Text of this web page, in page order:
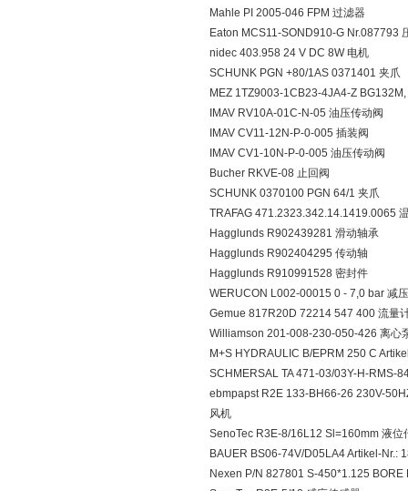
Mahle PI 2005-046 FPM 过滤器
Eaton MCS11-SOND910-G Nr.087793
nidec 403.958 24 V DC 8W 电机
SCHUNK PGN +80/1AS 0371401 夹爪
MEZ 1TZ9003-1CB23-4JA4-Z
IMAV RV10A-01C-N-05 油压传动阀
IMAV CV11-12N-P-0-005 插装阀
IMAV CV1-10N-P-0-005 油压传动阀
Bucher RKVE-08 止回阀
SCHUNK 0370100 PGN 64/1 夹爪
TRAFAG 471.2323.342.14.1419.0065
Hagglunds R902439281 滑动轴承
Hagglunds R902404295 传动轴
Hagglunds R910991528 密封件
WERUCON L002-00015 0 - 7,0 bar 减
Gemue 817R20D 72214 547 400 流量
Williamson 201-008-230-050-426 离心
M+S HYDRAULIC B/EPRM 250 C
SCHMERSAL TA 471-03/03Y-H-RMS-
ebmpapst R2E 133-BH66-26 230V-
风机
SenoTec R3E-8/16L12 Sl=160mm 液位
BAUER BS06-74V/D05LA4 Artikel-Nr.:
Nexen P/N 827801 S-450*1.125 BORE